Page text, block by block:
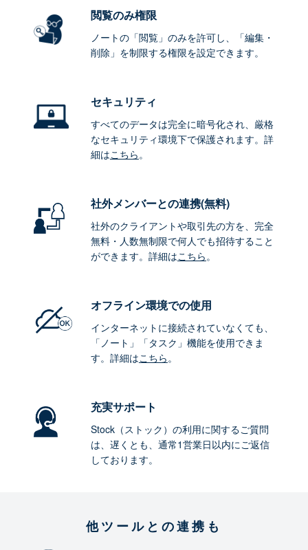
閲覧のみ権限
ノートの「閲覧」のみを許可し、「編集・
削除」を制限する権限を設定できます。
セキュリティ
すべてのデータは完全に暗号化され、厳格
なセキュリティ環境下で保護されます。詳
細はこちら。
社外メンバーとの連携(無料)
社外のクライアントや取引先の方を、完全
無料・人数無制限で何人でも招待すること
ができます。詳細はこちら。
オフライン環境での使用
インターネットに接続されていなくても、
「ノート」「タスク」機能を使用できま
す。詳細はこちら。
充実サポート
Stock（ストック）の利用に関するご質問
は、遅くとも、通常1営業日以内にご返信
しております。
他ツールとの連携も